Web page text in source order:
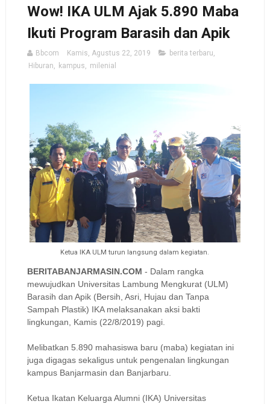
Wow! IKA ULM Ajak 5.890 Maba
Ikuti Program Barasih dan Apik
Bbcom Kamis, Agustus 22, 2019 berita terbaru,
Hiburan, kampus, milenial
Ketua IKA ULM turun langsung dalam kegiatan.
BERITABANJARMASIN.COM - Dalam rangka
mewujudkan Universitas Lambung Mengkurat (ULM)
Barasih dan Apik (Bersih, Asri, Hujau dan Tanpa
Sampah Plastik) IKA melaksanakan aksi bakti
lingkungan, Kamis (22/8/2019) pagi.
Melibatkan 5.890 mahasiswa baru (maba) kegiatan ini
juga digagas sekaligus untuk pengenalan lingkungan
kampus Banjarmasin dan Banjarbaru.
Ketua Ikatan Keluarga Alumni (IKA) Universitas